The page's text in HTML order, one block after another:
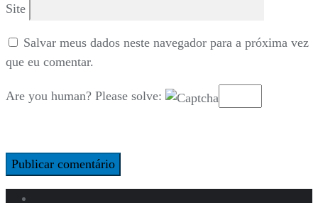
Site
Salvar meus dados neste navegador para a próxima vez
que eu comentar.
Are you human? Please solve: